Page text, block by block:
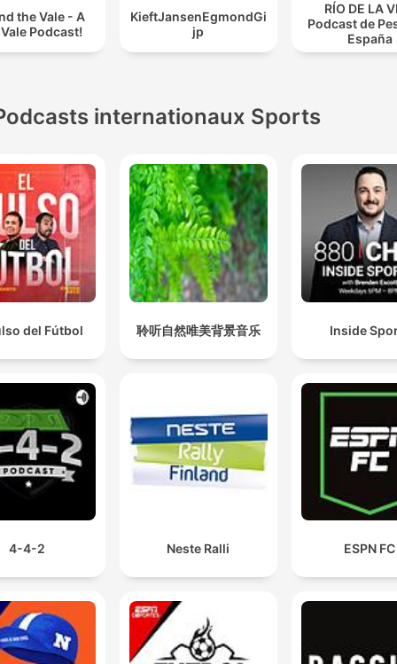
the Vale - A
Podcast!
KieftJansenEgmondGi
jp
RÍO DE LA
Podcast de
España
internationaux Sports
del Fútbol 聆听自然唯美背景音乐 Inside
4-4-2 Neste Ralli ESPN FC